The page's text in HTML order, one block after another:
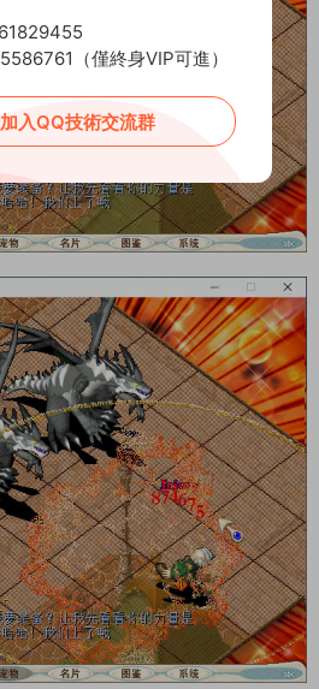
（僅終身VIP可進）
入QQ技術交流群